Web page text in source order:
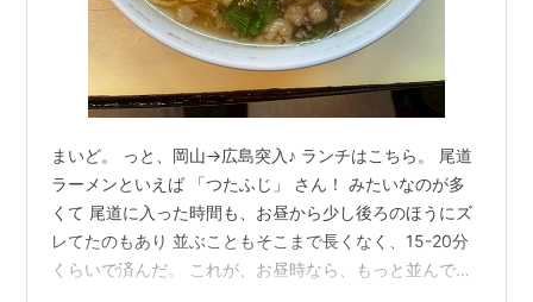
まいど。 っと、岡山→広島突入♪ ランチはこちら。 尾道
ラーメンといえば 「つたふじ」 さん！ みたいなのが多
くて 尾道に入った時間も、お昼から少し後ろのほうにズ
レてたのもあり 並ぶこともそこまで長くなく、15-20分
くらいで済んだ。 これが、お昼時なら、もっと並んでた